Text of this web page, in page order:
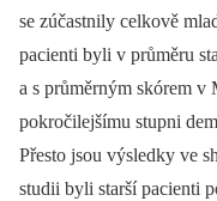
se zúčastnily celkově
pacienti byli v průměru
a s průměrným skórem v
pokročilejšímu stupni
Přesto jsou výsledky ve
studii byli starší pacienti